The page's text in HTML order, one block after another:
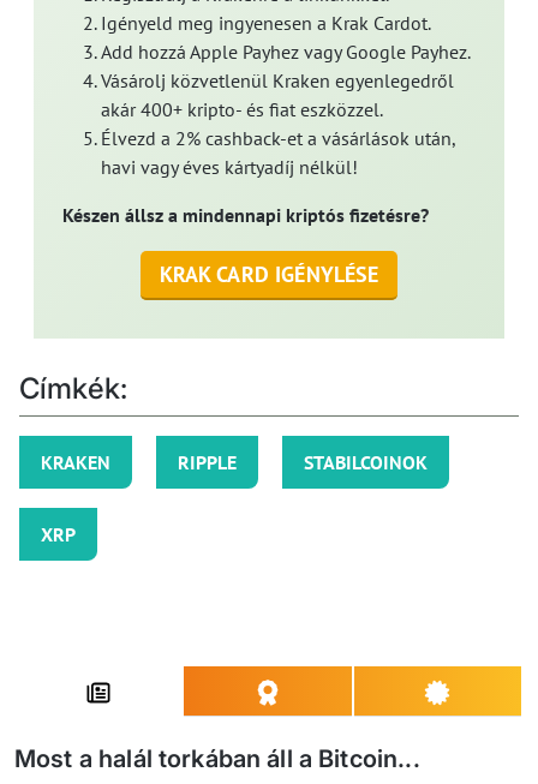
Igényeld meg ingyenesen a Krak Cardot.
Add hozzá Apple Payhez vagy Google Payhez.
Vásárolj közvetlenül Kraken egyenlegedről
akár 400+ kripto- és fiat eszközzel.
Élvezd a 2% cashback-et a vásárlások után,
havi vagy éves kártyadíj nélkül!
Készen állsz a mindennapi kriptós fizetésre?
KRAK CARD IGÉNYLÉSE
Címkék:
KRAKEN RIPPLE STABILCOINOK
XRP
Most a halál torkában áll a Bitcoin...